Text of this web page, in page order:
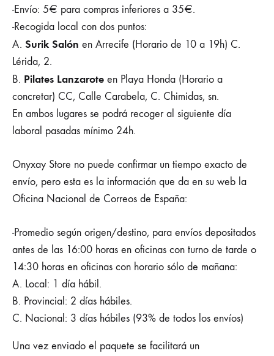
-Envío: 5€ para compras inferiores a 35€.
-Recogida local con dos puntos:
A. Surik Salón en Arrecife (Horario de 10 a 19h) C.
Lérida, 2.
B. Pilates Lanzarote en Playa Honda (Horario a
concretar) CC, Calle Carabela, C. Chimidas, sn.
En ambos lugares se podrá recoger al siguiente día
laboral pasadas mínimo 24h.
Onyxay Store no puede confirmar un tiempo exacto de
envío, pero esta es la información que da en su web la
Oficina Nacional de Correos de España:
-Promedio según origen/destino, para envíos depositados
antes de las 16:00 horas en oficinas con turno de tarde o
14:30 horas en oficinas con horario sólo de mañana:
A. Local: 1 día hábil.
B. Provincial: 2 días hábiles.
C. Nacional: 3 días hábiles (93% de todos los envíos)
Una vez enviado el paquete se facilitará un